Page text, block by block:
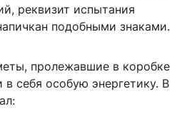
реквизит испытания
подобными знаками.
пролежавшие в коробке
в себя особую энергетику. В